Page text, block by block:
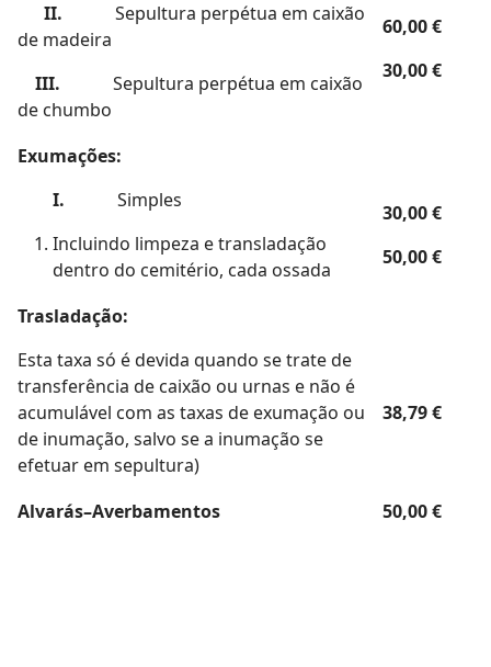
II. Sepultura perpétua em caixão
de madeira
III. Sepultura perpétua em caixão
de chumbo
60,00 €
30,00 €
Exumações:
I. Simples
Incluindo limpeza e transladação
dentro do cemitério, cada ossada
30,00 €
50,00 €
Trasladação:
Esta taxa só é devida quando se trate de
transferência de caixão ou urnas e não é
acumulável com as taxas de exumação ou
de inumação, salvo se a inumação se
efetuar em sepultura)
38,79 €
Alvarás–Averbamentos 50,00 €